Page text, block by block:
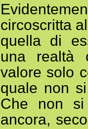
circoscritta
quella di
una realtà
valore solo
quale non
Che non
ancora,